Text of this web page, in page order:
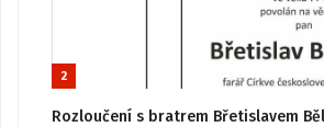
2
Rozloučení s bratrem Břetislavem